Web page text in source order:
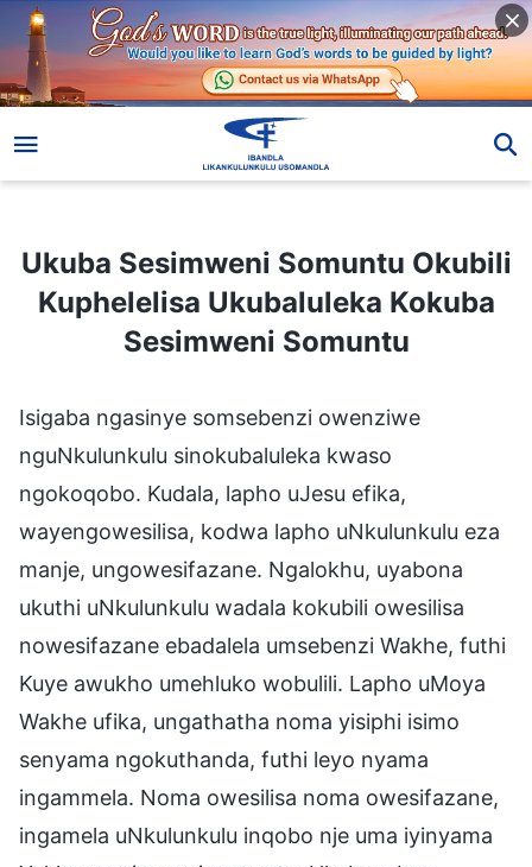
Ukuba Sesimweni Somuntu Okubili
Kuphelelisa Ukubaluleka Kokuba
Sesimweni Somuntu
Isigaba ngasinye somsebenzi owenziwe
nguNkulunkulu sinokubaluleka kwaso
ngokoqobo. Kudala, lapho uJesu efika,
wayengowesilisa, kodwa lapho uNkulunkulu eza
manje, ungowesifazane. Ngalokhu, uyabona
ukuthi uNkulunkulu wadala kokubili owesilisa
nowesifazane ebadalela umsebenzi Wakhe, futhi
Kuye awukho umehluko wobulili. Lapho uMoya
Wakhe ufika, ungathatha noma yisiphi isimo
senyama ngokuthanda, futhi leyo nyama
ingammela. Noma owesilisa noma owesifazane,
ingamela uNkulunkulu inqobo nje uma iyinyama